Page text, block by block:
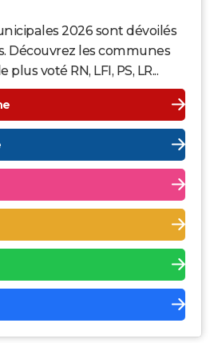
2026 sont dévoilés
Découvrez les communes
voté RN, LFI, PS, LR...